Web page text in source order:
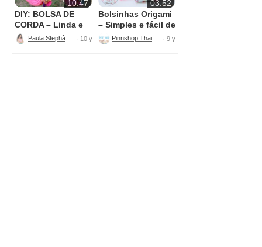
10:47
DIY: BOLSA DE
CORDA – Linda e
fácil
· 10 y
03:52
Bolsinhas Origami
– Simples e fácil de
fazer
· 9 y